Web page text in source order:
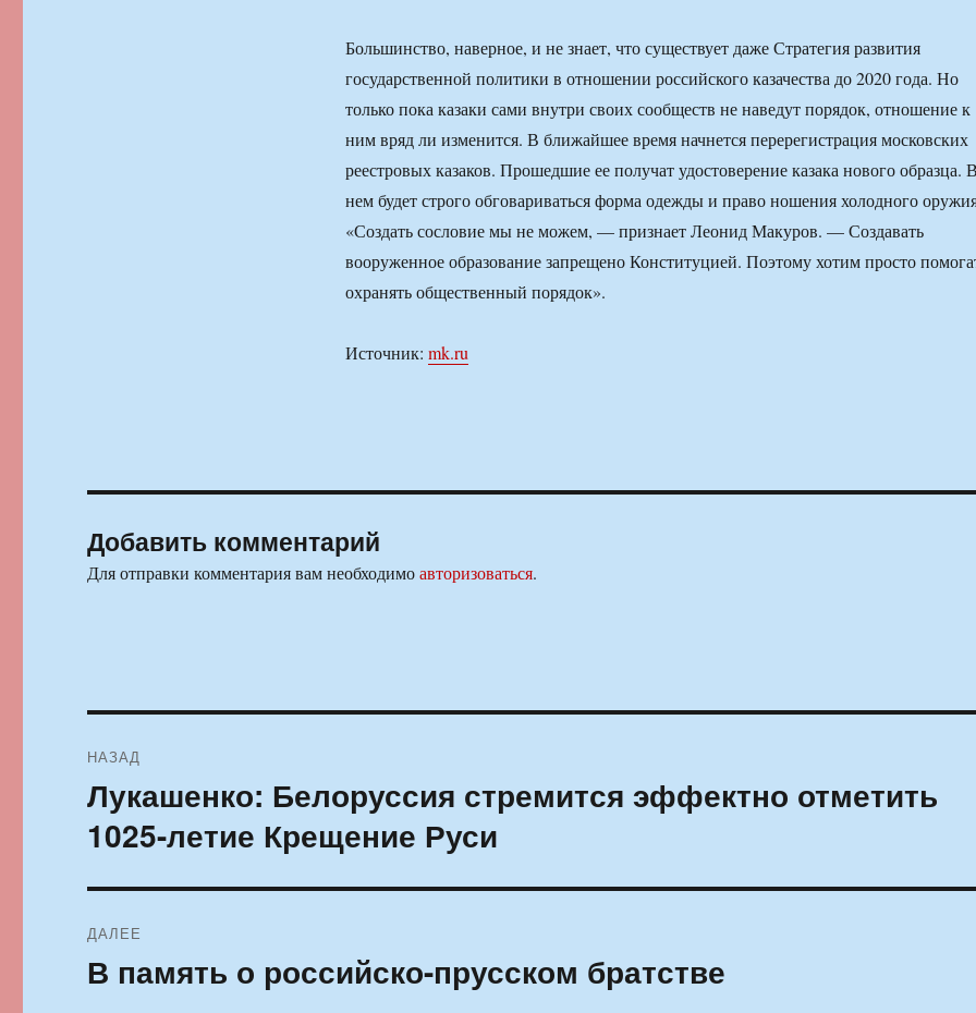
Большинство, наверное, и не знает, что существует даже Стратегия развития
государственной политики в отношении российского казачества до 2020 года. Но
только пока казаки сами внутри своих сообществ не наведут порядок, отношение к
ним вряд ли изменится. В ближайшее время начнется перерегистрация московских
реестровых казаков. Прошедшие ее получат удостоверение казака нового образца.
нем будет строго обговариваться форма одежды и право ношения холодного
«Создать сословие мы не можем, — признает Леонид Макуров. — Создавать
вооруженное образование запрещено Конституцией. Поэтому хотим просто
охранять общественный порядок».
Источник: mk.ru
Добавить комментарий
Для отправки комментария вам необходимоавторизоваться.
по
записям
НАЗАД
Предыдущая
запись:
Лукашенко: Белоруссия стремится эффектно отметить
1025-летие Крещение Руси
ДАЛЕЕ
Следующая
В память о российско-прусском братстве